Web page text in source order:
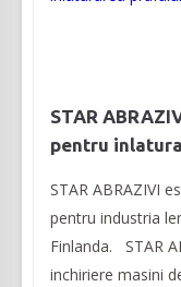
STAR
pentru
STAR ABRAZIVI
pentru industria
Finlanda. STAR
inchiriere masini